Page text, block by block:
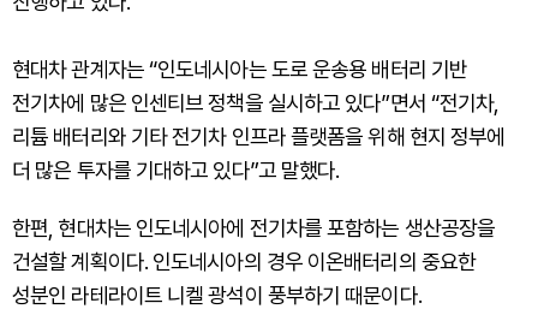
현대차 관계자는 “인도네시아는 도로 운송용 배터리 기반
전기차에 많은 인센티브 정책을 실시하고 있다”면서 “전기차,
리튬 배터리와 기타 전기차 인프라 플랫폼을 위해 현지 정부에
더 많은 투자를 기대하고 있다”고 말했다.
한편, 현대차는 인도네시아에 전기차를 포함하는 생산공장을
건설할 계획이다. 인도네시아의 경우 이온배터리의 중요한
성분인 라테라이트 니켈 광석이 풍부하기 때문이다.